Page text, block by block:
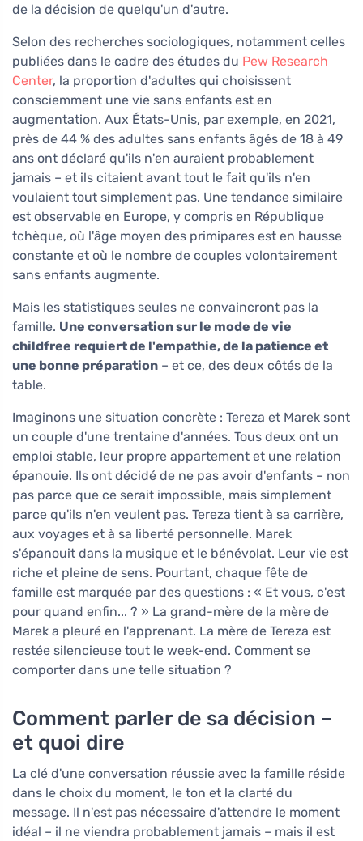
de la décision de quelqu'un d'autre.
Selon des recherches sociologiques, notamment celles
publiées dans le cadre des études du Pew Research
Center, la proportion d'adultes qui choisissent
consciemment une vie sans enfants est en
augmentation. Aux États-Unis, par exemple, en 2021,
près de 44 % des adultes sans enfants âgés de 18 à 49
ans ont déclaré qu'ils n'en auraient probablement
jamais – et ils citaient avant tout le fait qu'ils n'en
voulaient tout simplement pas. Une tendance similaire
est observable en Europe, y compris en République
tchèque, où l'âge moyen des primipares est en hausse
constante et où le nombre de couples volontairement
sans enfants augmente.
Mais les statistiques seules ne convaincront pas la
famille. Une conversation sur le mode de vie
childfree requiert de l'empathie, de la patience et
une bonne préparation – et ce, des deux côtés de la
table.
Imaginons une situation concrète : Tereza et Marek sont
un couple d'une trentaine d'années. Tous deux ont un
emploi stable, leur propre appartement et une relation
épanouie. Ils ont décidé de ne pas avoir d'enfants – non
pas parce que ce serait impossible, mais simplement
parce qu'ils n'en veulent pas. Tereza tient à sa carrière,
aux voyages et à sa liberté personnelle. Marek
s'épanouit dans la musique et le bénévolat. Leur vie est
riche et pleine de sens. Pourtant, chaque fête de
famille est marquée par des questions : « Et vous, c'est
pour quand enfin... ? » La grand-mère de la mère de
Marek a pleuré en l'apprenant. La mère de Tereza est
restée silencieuse tout le week-end. Comment se
comporter dans une telle situation ?
Comment parler de sa décision –
et quoi dire
La clé d'une conversation réussie avec la famille réside
dans le choix du moment, le ton et la clarté du
message. Il n'est pas nécessaire d'attendre le moment
idéal – il ne viendra probablement jamais – mais il est